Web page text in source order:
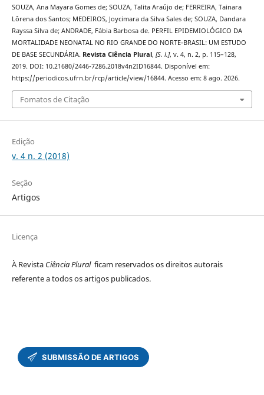
SOUZA, Ana Mayara Gomes de; SOUZA, Talita Araújo de; FERREIRA, Tainara
Lôrena dos Santos; MEDEIROS, Joycimara da Silva Sales de; SOUZA, Dandara
Rayssa Silva de; ANDRADE, Fábia Barbosa de. PERFIL EPIDEMIOLÓGICO DA
MORTALIDADE NEONATAL NO RIO GRANDE DO NORTE-BRASIL: UM ESTUDO
DE BASE SECUNDÁRIA. Revista Ciência Plural, [S. l.], v. 4, n. 2, p. 115–128,
2019. DOI: 10.21680/2446-7286.2018v4n2ID16844. Disponível em:
https://periodicos.ufrn.br/rcp/article/view/16844. Acesso em: 8 ago. 2026.
Fomatos de Citação
Edição
v. 4 n. 2 (2018)
Seção
Artigos
Licença
À Revista Ciência Plural ficam reservados os direitos autorais
referente a todos os artigos publicados.